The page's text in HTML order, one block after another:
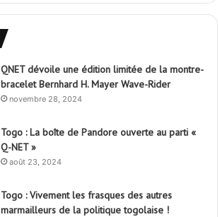
QNET dévoile une édition limitée de la montre-
bracelet Bernhard H. Mayer Wave-Rider
novembre 28, 2024
Togo : La boîte de Pandore ouverte au parti «
Q-NET »
août 23, 2024
Togo : Vivement les frasques des autres
marmailleurs de la politique togolaise !